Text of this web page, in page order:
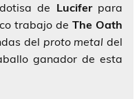
de Luciferpara
trabajo deThe Oath
del proto metal del
ganador de esta